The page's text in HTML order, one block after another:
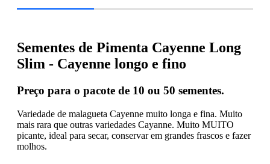
Sementes de Pimenta Cayenne Long
Slim - Cayenne longo e fino
Preço para o pacote de 10 ou 50 sementes.
Variedade de malagueta Cayenne muito longa e fina. Muito
mais rara que outras variedades Cayanne. Muito MUITO
picante, ideal para secar, conservar em grandes frascos e fazer
molhos.